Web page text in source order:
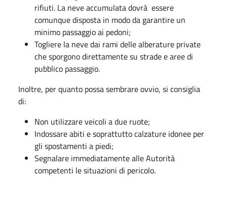
rifiuti. La neve accumulata dovrà essere
comunque disposta in modo da garantire un
minimo passaggio ai pedoni;
Togliere la neve dai rami delle alberature private
che sporgono direttamente su strade e aree di
pubblico passaggio.
Inoltre, per quanto possa sembrare ovvio, si consiglia
di:
Non utilizzare veicoli a due ruote;
Indossare abiti e soprattutto calzature idonee per
gli spostamenti a piedi;
Segnalare immediatamente alle Autorità
competenti le situazioni di pericolo.